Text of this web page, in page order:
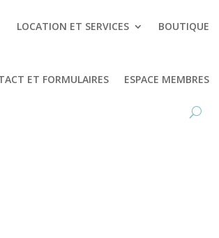
LOCATION ET SERVICES BOUTIQUE
ET FORMULAIRES ESPACE MEMBRES